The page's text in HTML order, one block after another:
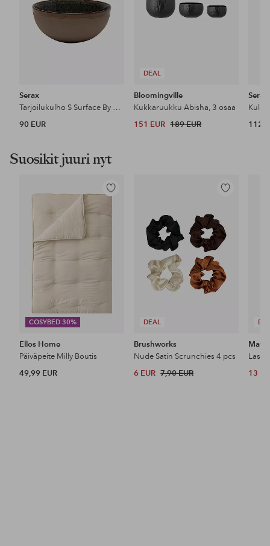
Serax
Tarjoilukulho S Surface By SERGIO HERMAN 2-pack 2-pack
90 EUR
DEAL
Bloomingville
Kukkaruukku Abisha, 3 osaa
151 EUR 189 EUR
Serax
112
Suosikit juuri nyt
COSYBED 30%
Lisää
Ellos Home
Päiväpeite Milly Boutis
49,99 EUR
DEAL
Lisää
Brushworks
Nude Satin Scrunchies 4 pcs
6 EUR 7,90 EUR 13